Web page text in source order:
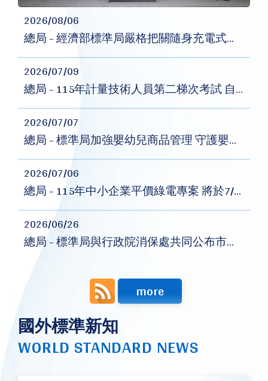
2026/08/06
總局 - 經濟部標準局嚴格把關隨身充電式電器商品安全
2026/07/09
總局 - 115年計量技術人員第二梯次考試 自7月13日起開放報名
2026/07/07
總局 - 標準局加強嬰幼兒商品管理 守護嬰幼兒安全
2026/07/06
總局 - 115年中小企業平價綠電專案 將於7/7起開放登記
2026/06/26
總局 - 標準局與行政院消保處共同公布市售「金、銀紙」及「香品」商品檢測結果
more
國外標準新知
WORLD STANDARD NEWS